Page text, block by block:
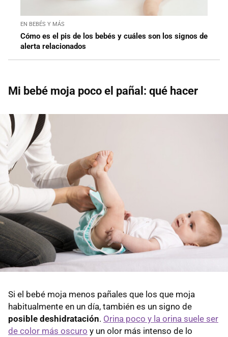
EN BEBÉS Y MÁS
Cómo es el pis de los bebés y cuáles son los signos de
alerta relacionados
Mi bebé moja poco el pañal: qué hacer
Si el bebé moja menos pañales que los que moja
habitualmente en un día, también es un signo de
posible deshidratación. Orina poco y la orina suele ser
de color más oscuro y un olor más intenso de lo